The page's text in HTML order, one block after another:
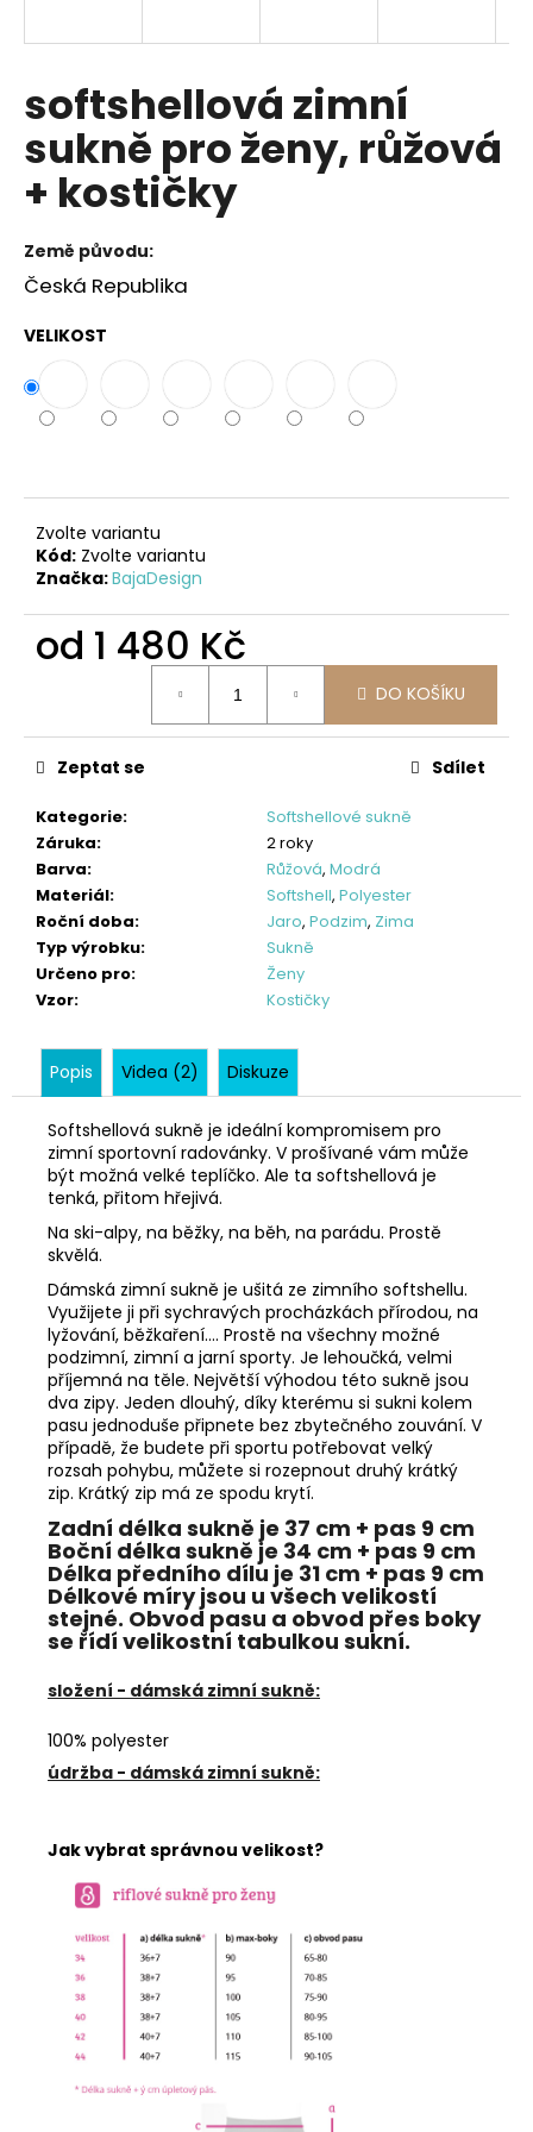
softshellová zimní
sukně pro ženy, růžová
+ kostičky
Země původu:
Česká Republika
VELIKOST
Zvolte variantu
Kód: Zvolte variantu
Značka:BajaDesign
od 1 480 Kč
DO KOŠÍKU
Kategorie:
Softshellové sukně
Záruka:
2 roky
Barva: Růžová, Modrá
Materiál: Softshell, Polyester
Roční doba: Jaro, Podzim, Zima
Typ výrobku:
Sukně
Určeno pro:
Ženy
Vzor: Kostičky
Zeptat se Sdílet
Popis Videa (2) Diskuze
Softshellová sukně je ideální kompromisem pro
zimní sportovní radovánky. V prošívané vám může
být možná velké teplíčko. Ale ta softshellová je
tenká, přitom hřejivá.
Na ski-alpy, na běžky, na běh, na parádu. Prostě
skvělá.
Dámská zimní sukně je ušitá ze zimního softshellu.
Využijete ji při sychravých procházkách přírodou, na
lyžování, běžkaření.... Prostě na všechny možné
podzimní, zimní a jarní sporty. Je lehoučká, velmi
příjemná na těle. Největší výhodou této sukně jsou
dva zipy. Jeden dlouhý, díky kterému si sukni kolem
pasu jednoduše připnete bez zbytečného zouvání. V
případě, že budete při sportu potřebovat velký
rozsah pohybu, můžete si rozepnout druhý krátký
zip. Krátký zip má ze spodu krytí.
Zadní délka sukně je 37 cm + pas 9 cm
Boční délka sukně je 34 cm + pas 9 cm
Délka předního dílu je 31 cm + pas 9 cm
Délkové míry jsou u všech velikostí
stejné. Obvod pasu a obvod přes boky
se řídí velikostní tabulkou sukní.
složení - dámská zimní sukně:
100% polyester
údržba - dámská zimní sukně:
Jak vybrat správnou velikost?
í
t
?
D
o
p
č
u
e
m
LETNÍ
DÁMSKÉ
ŠATY
TYRKYSOVÉ
ORNAMENTY
900
Kč